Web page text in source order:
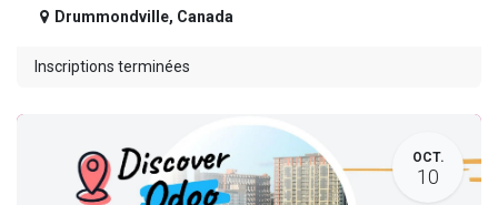
Drummondville, Canada
Inscriptions terminées
OCT.
10